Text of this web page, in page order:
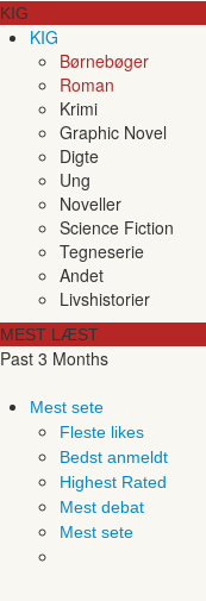
KIG
KIG
Børnebøger
Roman
Krimi
Graphic Novel
Digte
Ung
Noveller
Science Fiction
Tegneserie
Andet
Livshistorier
MEST LÆST
Past 3 Months
Mest sete
Fleste likes
Bedst anmeldt
Highest Rated
Mest debat
Mest sete